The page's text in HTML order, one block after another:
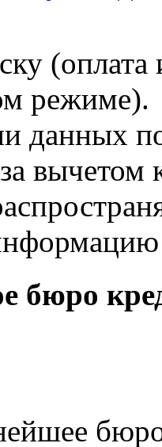
режиме).
данных
за
бюро